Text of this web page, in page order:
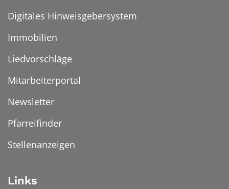
Digitales Hinweisgebersystem
Immobilien
Liedvorschläge
Mitarbeiterportal
Newsletter
Pfarreifinder
Stellenanzeigen
Links